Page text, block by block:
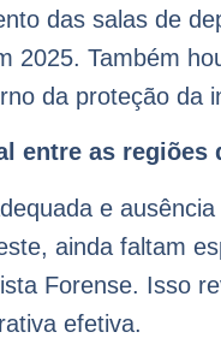
das salas de
2025. Também
da proteção da
entre as regiões
e
ainda faltam
Forense. Isso
efetiva.